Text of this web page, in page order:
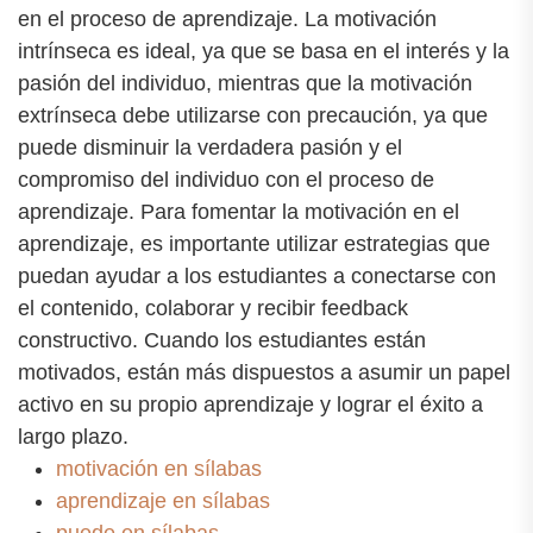
en el proceso de aprendizaje. La motivación
intrínseca es ideal, ya que se basa en el interés y la
pasión del individuo, mientras que la motivación
extrínseca debe utilizarse con precaución, ya que
puede disminuir la verdadera pasión y el
compromiso del individuo con el proceso de
aprendizaje. Para fomentar la motivación en el
aprendizaje, es importante utilizar estrategias que
puedan ayudar a los estudiantes a conectarse con
el contenido, colaborar y recibir feedback
constructivo. Cuando los estudiantes están
motivados, están más dispuestos a asumir un papel
activo en su propio aprendizaje y lograr el éxito a
largo plazo.
motivación en sílabas
aprendizaje en sílabas